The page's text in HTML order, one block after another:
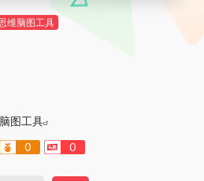
维脑图工具
图工具
0 0